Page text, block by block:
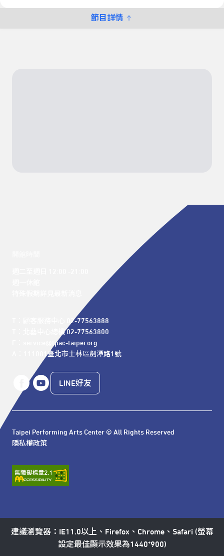
節目詳情
T：顧客服務中心 02-77563888
T：北藝中心總機 02-77563800
E：service@tpac-taipei.org
A：111081臺北市士林區劍潭路1號
LINE好友
Taipei Performing Arts Center © All Rights Reserved
隱私權政策
建議瀏覽器：IE11.0以上、Firefox、Chrome、Safari (螢幕
設定最佳顯示效果為1440*900)